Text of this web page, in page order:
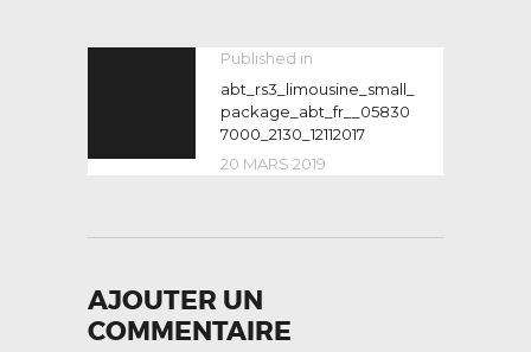
NAVIGATION
L’ARTICLE
Published in
post:
abt_rs3_limousine_small_
package_abt_fr__05830
7000_2130_12112017
20 MARS 2019
AJOUTER UN
COMMENTAIRE